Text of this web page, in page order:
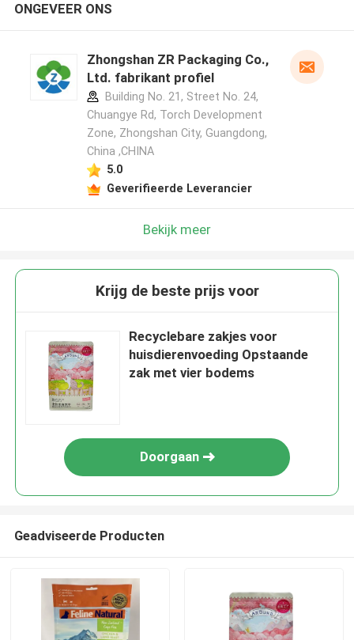
ONGEVEER ONS
Zhongshan ZR Packaging Co.,
Ltd. fabrikant profiel
Building No. 21, Street No. 24,
Chuangye Rd, Torch Development
Zone, Zhongshan City, Guangdong,
China ,CHINA
5.0
Geverifieerde Leverancier
Bekijk meer
Krijg de beste prijs voor
Recyclebare zakjes voor
huisdierenvoeding Opstaande
zak met vier bodems
Doorgaan
Geadviseerde Producten